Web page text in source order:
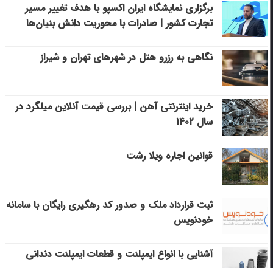
برگزاری نمایشگاه ایران اکسپو با هدف تغییر مسیر
تجارت کشور | صادرات با محوریت دانش بنیان‌ها
نگاهی به رزرو هتل در شهرهای تهران و شیراز
خرید اینترنتی آهن | بررسی قیمت آنلاین میلگرد در
سال ۱۴۰۲
قوانین اجاره ویلا رشت
ثبت قرارداد ملک و صدور کد رهگیری رایگان با سامانه
خودنویس
آشنایی با انواع ایمپلنت و قطعات ایمپلنت دندانی